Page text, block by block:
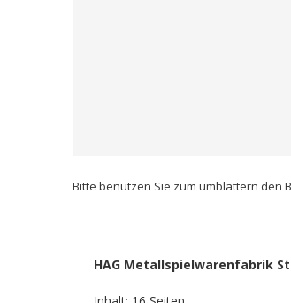
Bitte benutzen Sie zum umblättern den
HAG Metallspielwarenfabrik